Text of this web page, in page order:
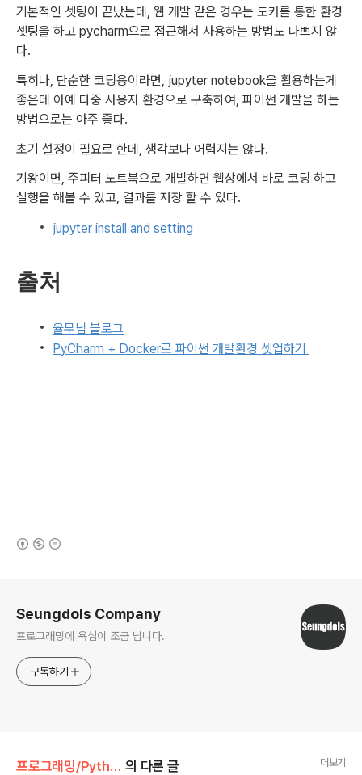
기본적인 셋팅이 끝났는데, 웹 개발 같은 경우는 도커를 통한 환경
셋팅을 하고 pycharm으로 접근해서 사용하는 방법도 나쁘지 않
다.
특히나, 단순한 코딩용이라면, jupyter notebook을 활용하는게
좋은데 아예 다중 사용자 환경으로 구축하여, 파이썬 개발을 하는
방법으로는 아주 좋다.
초기 설정이 필요로 한데, 생각보다 어렵지는 않다.
기왕이면, 주피터 노트북으로 개발하면 웹상에서 바로 코딩 하고
실행을 해볼 수 있고, 결과를 저장 할 수 있다.
jupyter install and setting
출처
율무님 블로그
PyCharm + Docker로 파이썬 개발환경 셋업하기
Seungdols Company
프로그래밍에 욕심이 조금 납니다.
구독하기
프로그래밍/Python 의 다른 글 더보기